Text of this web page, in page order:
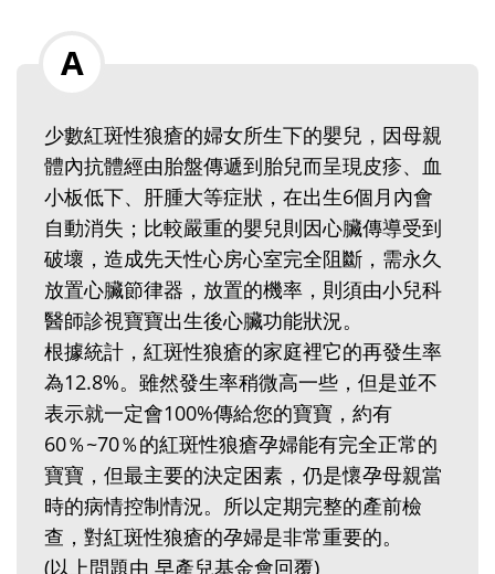
少數紅斑性狼瘡的婦女所生下的嬰兒，因母親
體內抗體經由胎盤傳遞到胎兒而呈現皮疹、血
小板低下、肝腫大等症狀，在出生6個月內會
自動消失；比較嚴重的嬰兒則因心臟傳導受到
破壞，造成先天性心房心室完全阻斷，需永久
放置心臟節律器，放置的機率，則須由小兒科
醫師診視寶寶出生後心臟功能狀況。
根據統計，紅斑性狼瘡的家庭裡它的再發生率
為12.8%。雖然發生率稍微高一些，但是並不
表示就一定會100%傳給您的寶寶，約有
60％~70％的紅斑性狼瘡孕婦能有完全正常的
寶寶，但最主要的決定困素，仍是懷孕母親當
時的病情控制情況。所以定期完整的產前檢
查，對紅斑性狼瘡的孕婦是非常重要的。
(以上問題由 早產兒基金會回覆)